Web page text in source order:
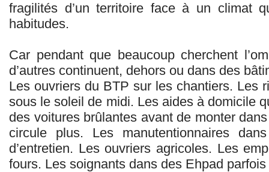
fragilités d’un territoire face à un climat
habitudes.
Car pendant que beaucoup cherchent
d’autres continuent, dehors ou dans des
Les ouvriers du BTP sur les chantiers. Les
sous le soleil de midi. Les aides à domicile
des voitures brûlantes avant de monter
circule plus. Les manutentionnaires
d’entretien. Les ouvriers agricoles. Les
fours. Les soignants dans des Ehpad